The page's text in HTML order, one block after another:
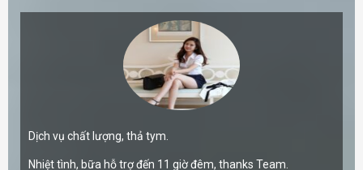
Dịch vụ chất lượng, thả tym.
Nhiệt tình, bữa hỗ trợ đến 11 giờ đêm, thanks Team.